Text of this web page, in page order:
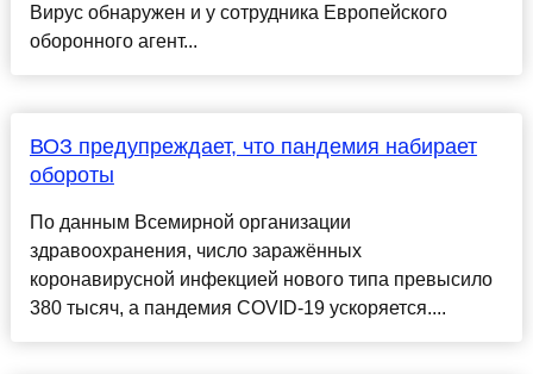
Вирус обнаружен и у сотрудника Европейского
оборонного агент...
ВОЗ предупреждает, что пандемия набирает
обороты
По данным Всемирной организации
здравоохранения, число заражённых
коронавирусной инфекцией нового типа превысило
380 тысяч, а пандемия COVID-19 ускоряется....